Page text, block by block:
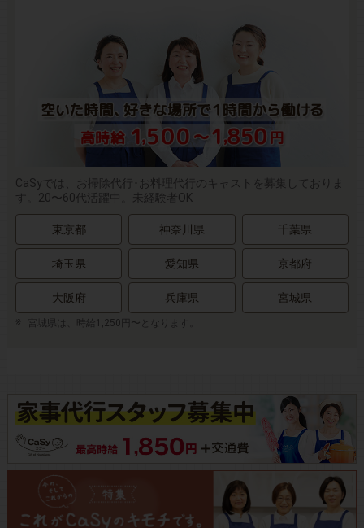
CaSyでは、お掃除代行･お料理代行のキャストを募集しておりま
す。20〜60代活躍中。未経験者OK
東京都 神奈川県 千葉県
埼玉県 愛知県 京都府
大阪府 兵庫県 宮城県
宮城県は、時給1,250円〜となります。